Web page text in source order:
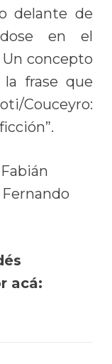
delante de
en el
concepto
frase que
Couceyro:
acá: